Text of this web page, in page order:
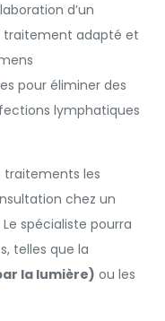
d’un
traitement adapté et
pour éliminer des
lymphatiques
traitements les
chez un
spécialiste pourra
telles que la
la lumière) ou les